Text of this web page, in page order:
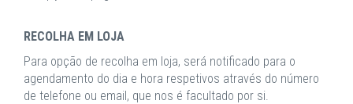
RECOLHA EM LOJA
Para opção de recolha em loja, será notificado para o
agendamento do dia e hora respetivos através do número
de telefone ou email, que nos é facultado por si.